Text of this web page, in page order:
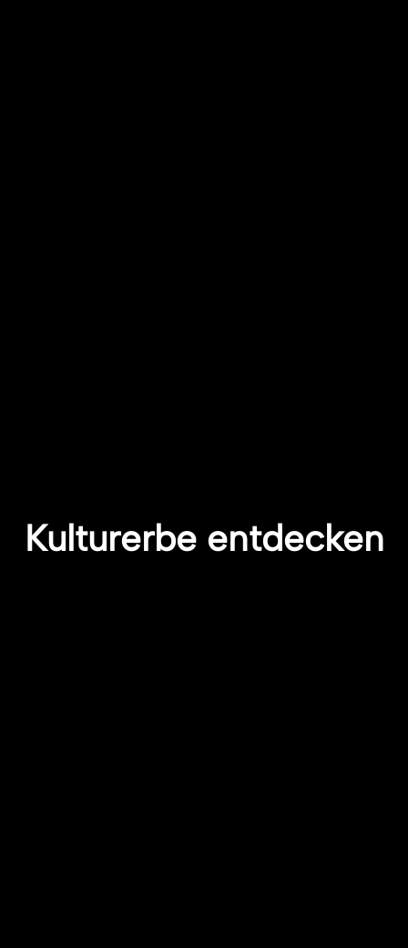
Kulturerbe entdecken